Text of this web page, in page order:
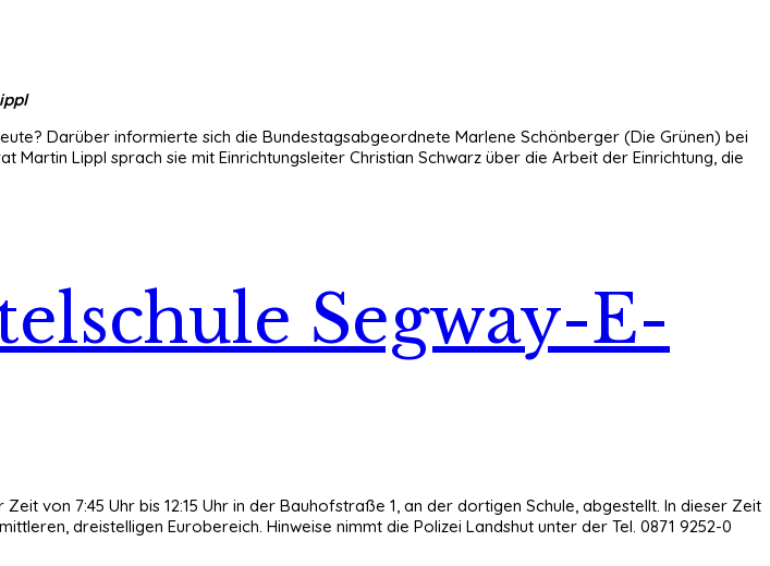
Darüber informierte sich die Bundestagsabgeordnete Marlene Schönberger (Die Grünen) bei
Lippl sprach sie mit Einrichtungsleiter Christian Schwarz über die Arbeit der Einrichtung, die
Segway-E-
von 7:45 Uhr bis 12:15 Uhr in der Bauhofstraße 1, an der dortigen Schule, abgestellt. In dieser Zeit
dreistelligen Eurobereich. Hinweise nimmt die Polizei Landshut unter der Tel. 0871 9252-0